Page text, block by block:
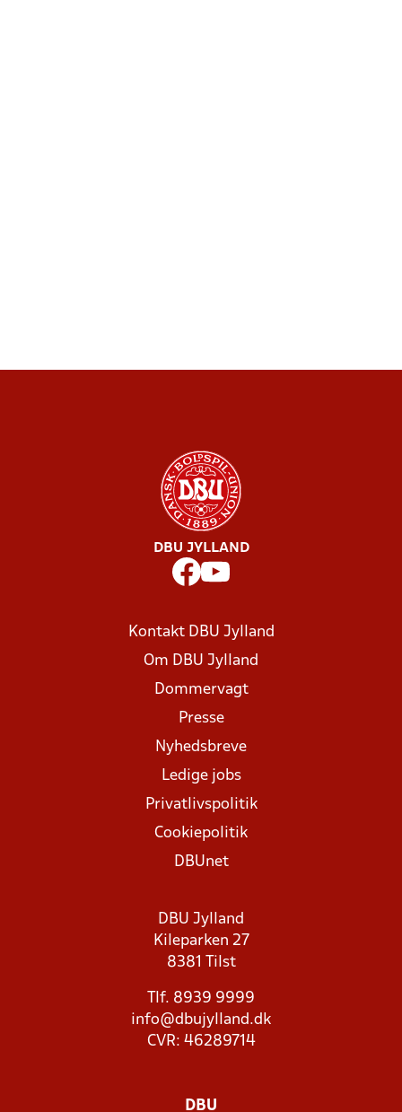
DBU JYLLAND
Kontakt DBU Jylland
Om DBU Jylland
Dommervagt
Presse
Nyhedsbreve
Ledige jobs
Privatlivspolitik
Cookiepolitik
DBUnet
DBU Jylland
Kileparken 27
8381 Tilst
Tlf. 8939 9999
info@dbujylland.dk
CVR: 46289714
DBU